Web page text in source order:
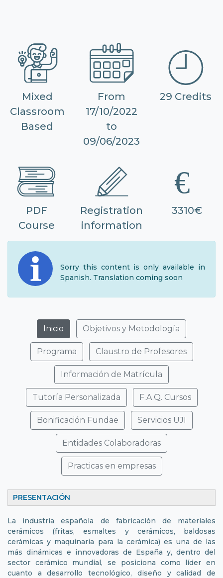
Mixed
Classroom
Based
From
17/10/2022
to
09/06/2023
29 Credits
PDF
Course
Registration
information
3310€
Sorry this content is only available in
Spanish. Translation coming soon
Inicio Objetivos y Metodología
Programa Claustro de Profesores
Información de Matrícula
Tutoría Personalizada F.A.Q. Cursos
Bonificación Fundae Servicios UJI
Entidades Colaboradoras
Practicas en empresas
PRESENTACIÓN
La industria española de fabricación de materiales
cerámicos (fritas, esmaltes y cerámicos, baldosas
cerámicas y maquinaria para la cerámica) es una de las
más dinámicas e innovadoras de España y, dentro del
sector cerámico mundial, se posiciona como líder en
cuanto a desarrollo tecnológico, diseño y calidad de